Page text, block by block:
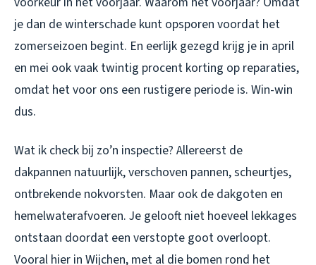
je dan de winterschade kunt opsporen voordat het
zomerseizoen begint. En eerlijk gezegd krijg je in april
en mei ook vaak twintig procent korting op reparaties,
omdat het voor ons een rustigere periode is. Win-win
dus.
Wat ik check bij zo’n inspectie? Allereerst de
dakpannen natuurlijk, verschoven pannen, scheurtjes,
ontbrekende nokvorsten. Maar ook de dakgoten en
hemelwaterafvoeren. Je gelooft niet hoeveel lekkages
ontstaan doordat een verstopte goot overloopt.
Vooral hier in Wijchen, met al die bomen rond het